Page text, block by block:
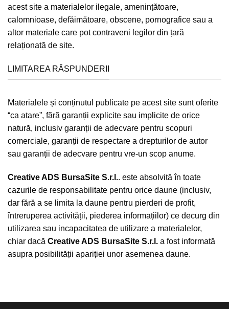
acest site a materialelor ilegale, amenințătoare,
calomnioase, defăimătoare, obscene, pornografice sau a
altor materiale care pot contraveni legilor din țară
relaționată de site.
LIMITAREA RĂSPUNDERII
Materialele și conținutul publicate pe acest site sunt oferite
“ca atare”, fără garanții explicite sau implicite de orice
natură, inclusiv garanții de adecvare pentru scopuri
comerciale, garanții de respectare a drepturilor de autor
sau garanții de adecvare pentru vre-un scop anume.
Creative ADS BursaSite S.r.l.. este absolvită în toate
cazurile de responsabilitate pentru orice daune (inclusiv,
dar fără a se limita la daune pentru pierderi de profit,
întreruperea activității, piederea informațiilor) ce decurg din
utilizarea sau incapacitatea de utilizare a materialelor,
chiar dacă Creative ADS BursaSite S.r.l. a fost informată
asupra posibilității apariției unor asemenea daune.